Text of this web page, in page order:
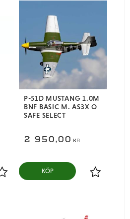
Lägg till i favoriter
P-51D MUSTANG 1.0M
BNF BASIC M. AS3X O
SAFE SELECT
2 950,00 KR
Lägg till i
KÖP